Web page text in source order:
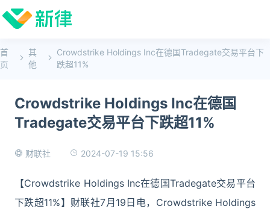
首
页
其
他
Crowdstrike Holdings Inc在德国Tradegate交易平台下
跌超11%
Crowdstrike Holdings Inc在德国
Tradegate交易平台下跌超11%
财联社 2024-07-19 15:56
【Crowdstrike Holdings Inc在德国Tradegate交易平台
下跌超11%】财联社7月19日电，Crowdstrike Holdings